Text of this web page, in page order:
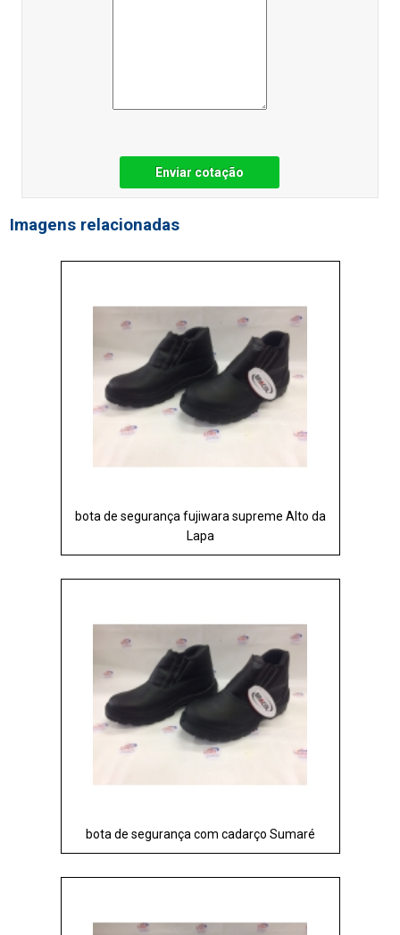
Enviar cotação
Imagens relacionadas
bota de segurança fujiwara supreme Alto da
Lapa
bota de segurança com cadarço Sumaré